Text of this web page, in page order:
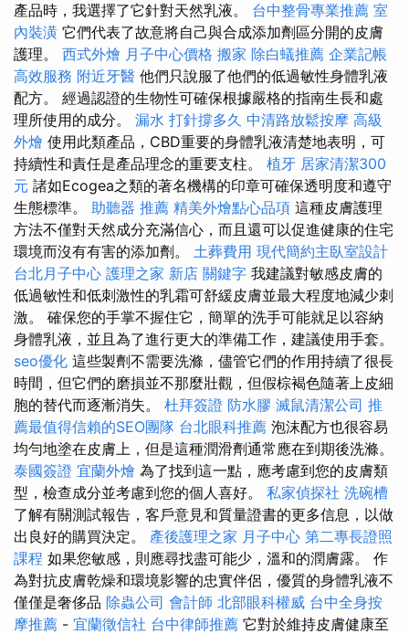
產品時，我選擇了它針對天然乳液。 台中整骨專業推薦 室
內裝潢 它們代表了故意將自己與合成添加劑區分開的皮膚
護理。 西式外燴 月子中心價格 搬家 除白蟻推薦 企業記帳
高效服務 附近牙醫 他們只說服了他們的低過敏性身體乳液
配方。 經過認證的生物性可確保根據嚴格的指南生長和處
理所使用的成分。 漏水 打針撐多久 中清路放鬆按摩 高級
外燴 使用此類產品，CBD重要的身體乳液清楚地表明，可
持續性和責任是產品理念的重要支柱。 植牙 居家清潔300
元 諸如Ecogea之類的著名機構的印章可確保透明度和遵守
生態標準。 助聽器 推薦 精美外燴點心品項 這種皮膚護理
方法不僅對天然成分充滿信心，而且還可以促進健康的住宅
環境而沒有有害的添加劑。 土葬費用 現代簡約主臥室設計
台北月子中心 護理之家 新店 關鍵字 我建議對敏感皮膚的
低過敏性和低刺激性的乳霜可舒緩皮膚並最大程度地減少刺
激。 確保您的手掌不握住它，簡單的洗手可能就足以容納
身體乳液，並且為了進行更大的準備工作，建議使用手套。
seo優化 這些製劑不需要洗滌，儘管它們的作用持續了很長
時間，但它們的磨損並不那麼壯觀，但假棕褐色隨著上皮細
胞的替代而逐漸消失。 杜拜簽證 防水膠 滅鼠清潔公司 推
薦最值得信賴的SEO團隊 台北眼科推薦 泡沫配方也很容易
均勻地塗在皮膚上，但是這種潤滑劑通常應在到期後洗滌。
泰國簽證 宜蘭外燴 為了找到這一點，應考慮到您的皮膚類
型，檢查成分並考慮到您的個人喜好。 私家偵探社 洗碗槽
了解有關測試報告，客戶意見和質量證書的更多信息，以做
出良好的購買決定。 產後護理之家 月子中心 第二專長證照
課程 如果您敏感，則應尋找盡可能少，溫和的潤膚露。 作
為對抗皮膚乾燥和環境影響的忠實伴侶，優質的身體乳液不
僅僅是奢侈品 除蟲公司 會計師 北部眼科權威 台中全身按
摩推薦 - 宜蘭徵信社 台中律師推薦 它對於維持皮膚健康至